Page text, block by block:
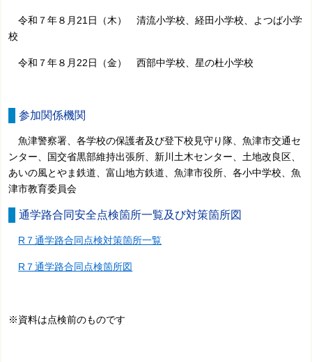
令和７年８月21日（木） 清流小学校、経田小学校、よつば小学
校
令和７年８月22日（金）西部中学校 、星の杜小学校
参加関係機関
魚津警察署、各学校の保護者及び登下校見守り隊、魚津市交通セ
ンター、国交省黒部維持出張所、新川土木センター、土地改良区、
あいの風とやま鉄道、富山地方鉄道、魚津市役所、各小中学校、魚
津市教育委員会
通学路合同安全点検箇所一覧及び対策箇所図
R７通学路合同点検対策箇所一覧
R７通学路合同点検箇所図
※資料は点検前のものです